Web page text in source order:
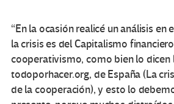
“En la ocasión realicé un análisis en
la crisis es del Capitalismo
cooperativismo, como bien lo dicen
todoporhacer.org, de España (La
de la cooperación), y esto lo